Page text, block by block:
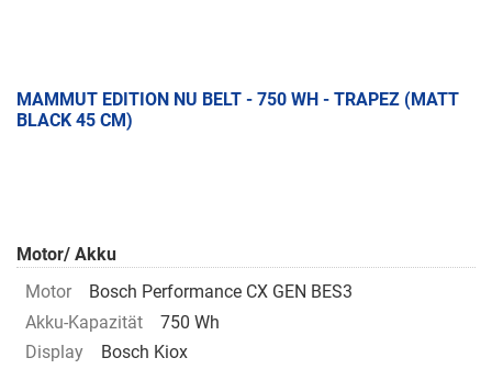
MAMMUT EDITION NU BELT - 750 WH - TRAPEZ (MATT
BLACK 45 CM)
Motor/ Akku
Motor
Bosch Performance CX GEN BES3
Akku-Kapazität
750 Wh
Display
Bosch Kiox